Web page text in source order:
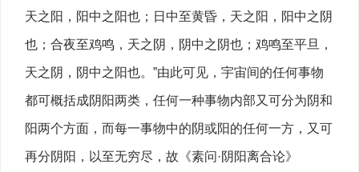
天之阳，阳中之阳也；日中至黄昏，天之阳，阳中之阴
也；合夜至鸡鸣，天之阴，阴中之阴也；鸡鸣至平旦，
天之阴，阴中之阳也。”由此可见，宇宙间的任何事物
都可概括成阴阳两类，任何一种事物内部又可分为阴和
阳两个方面，而每一事物中的阴或阳的任何一方，又可
再分阴阳，以至无穷尽，故《素问·阴阳离合论》